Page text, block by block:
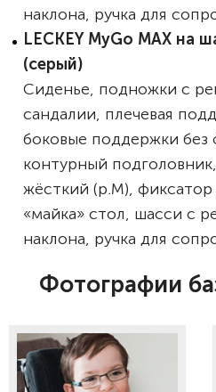
наклона, ручка для
LECKEY MyGo MAX на
(серый)
Сиденье, подножки с
сандалии, плечевая
боковые поддержки без
контурный
жёсткий (р.M), фиксатор
«майка» стол, шасси с
наклона, ручка для
Фотографии